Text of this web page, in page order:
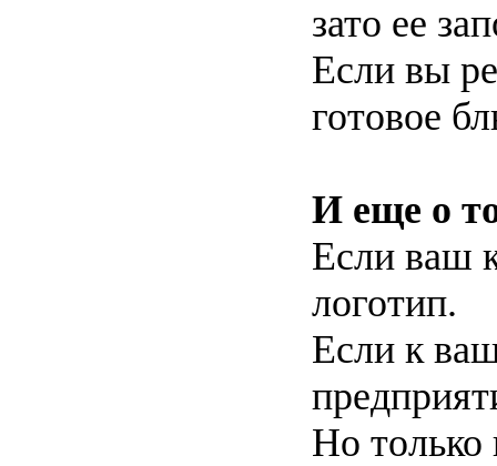
зато ее
Если вы
готовое
И еще о
Если ваш
логотип.
Если к
Но